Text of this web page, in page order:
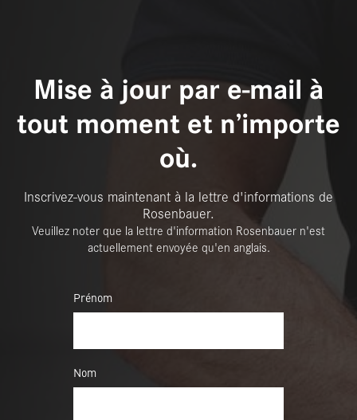
Mise à jour par e-mail à
tout moment et n’importe
où.
Inscrivez-vous maintenant à la lettre d'informations de
Rosenbauer.
Veuillez noter que la lettre d'information Rosenbauer n'est
actuellement envoyée qu'en anglais.
Prénom
Nom